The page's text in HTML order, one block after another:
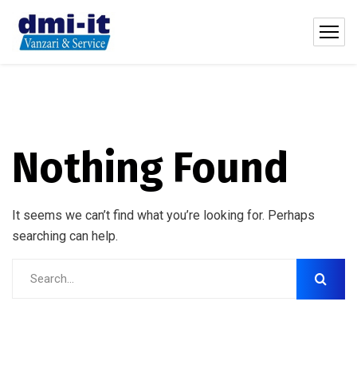
Nothing Found
It seems we can’t find what you’re looking for. Perhaps
searching can help.